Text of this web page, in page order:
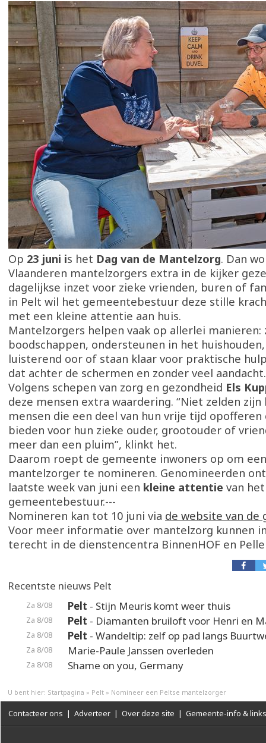
Op 23 juni is het Dag van de Mantelzorg. Dan
Vlaanderen mantelzorgers extra in de kijker
dagelijkse inzet voor zieke vrienden, buren of
in Pelt wil het gemeentebestuur deze stille
met een kleine attentie aan huis.
Mantelzorgers helpen vaak op allerlei manieren:
boodschappen, ondersteunen in het
luisterend oor of staan klaar voor praktische
dat achter de schermen en zonder veel aandacht.
Volgens schepen van zorg en gezondheid Els
deze mensen extra waardering. “Niet zelden
mensen die een deel van hun vrije tijd
bieden voor hun zieke ouder, grootouder of
meer dan een pluim”, klinkt het.
Daarom roept de gemeente inwoners op om
mantelzorger te nomineren. Genomineerden
laatste week van juni een kleine attentie van het
gemeentebestuur.---
Nomineren kan tot 10 juni via de website van de
Voor meer informatie over mantelzorg kunnen
terecht in de dienstencentra BinnenHOF en
Recentste nieuws Pelt
Za 8/08 Pelt - Stijn Meuris komt weer thuis
Za 8/08 Pelt - Diamanten bruiloft voor Henri en
Za 8/08 Pelt - Wandeltip: zelf op pad langs
Za 8/08 Marie-Paule Janssen overleden
Za 8/08 Shame on you, Germany
U bent hier: Startpagina » Pelt » Nomineer een Peltse mantelzorger
Contacteer ons | Adverteer | Over deze site | Gemeente-info & links